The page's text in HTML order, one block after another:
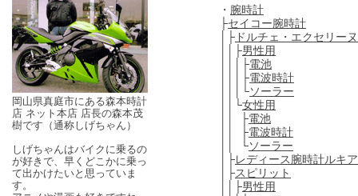
岡山県真庭市にある森本時計
店 ネット本店 店長の森本茂
樹です（通称しげちゃん）
しげちゃんはバイクに乗るの
が好きで、早くどこかに乗っ
て出かけたいと思っていま
す。
・ 腕時計
├セイコー腕時計
│├ ドルチェ・エクセリーヌ
││├男性用
│││├電池
│││├電波時計
│││└ソーラー
││└女性用
││ ├電池
││ ├電波時計
││ └ソーラー
│├レディース腕時計ルキア
│├スピリット
││├男性用